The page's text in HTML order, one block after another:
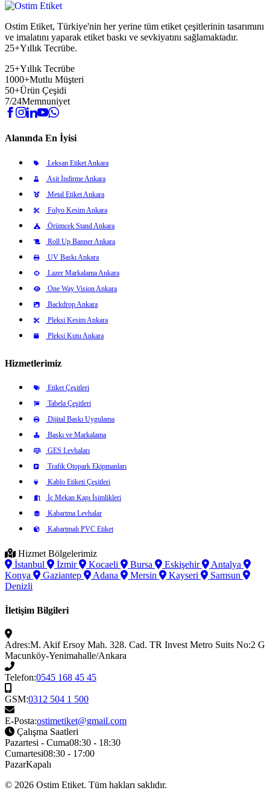
Ostim Etiket, Türkiye'nin her yerine tüm etiket çeşitlerinin tasarımını
ve imalatını yaparak etiket baskı ve sevkiyatını sağlamaktadır.
25+Yıllık Tecrübe.
25+Yıllık Tecrübe
1000+Mutlu Müşteri
50+Ürün Çeşidi
7/24Memnuniyet
Alanında En İyisi
Leksan Etiket Ankara
Asit İndirme Ankara
Metal Etiket Ankara
Folyo Kesim Ankara
Örümcek Stand Ankara
Roll Up Banner Ankara
UV Baskı Ankara
Lazer Markalama Ankara
One Way Vision Ankara
Backdrop Ankara
Pleksi Kesim Ankara
Pleksi Kutu Ankara
Hizmetlerimiz
Etiket Çeşitleri
Tabela Çeşitleri
Dijital Baskı Uygulama
Baskı ve Markalama
GES Levhaları
Trafik Otopark Ekipmanları
Kablo Etiketi Çeşitleri
İç Mekan Kapı İsimlikleri
Kabartma Levhalar
Kabartmalı PVC Etiket
Hizmet Bölgelerimiz
İstanbul
İzmir Kocaeli Bursa Eskişehir
Antalya
Konya
Gaziantep Adana Mersin Kayseri
Samsun
Denizli
İletişim Bilgileri
Adres:M. Akif Ersoy Mah. 328. Cad. TR Invest Metro Suits No:2 G
Macunköy-Yenimahalle/Ankara
Telefon:0545 168 45 45
GSM:0312 504 1 500
E-Posta:ostimetiket@gmail.com
Çalışma Saatleri
Pazartesi - Cuma08:30 - 18:30
Cumartesi08:30 - 17:00
PazarKapalı
© 2026 Ostim Etiket. Tüm hakları saklıdır.